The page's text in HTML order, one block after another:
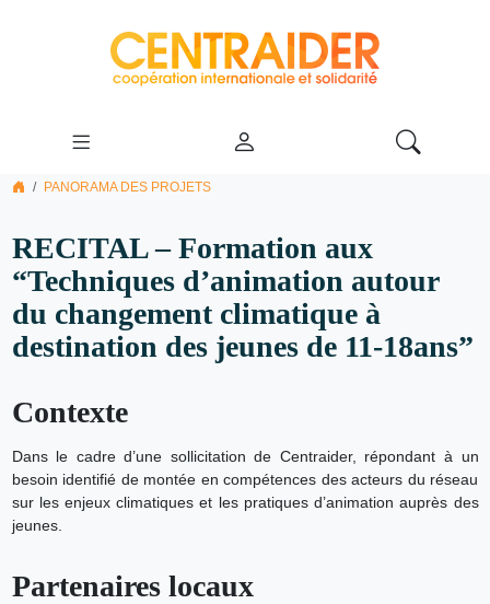
PANORAMA DES PROJETS
RECITAL – Formation aux
“Techniques d’animation autour
du changement climatique à
destination des jeunes de 11-18ans”
Contexte
Dans le cadre d’une sollicitation de Centraider, répondant à un
besoin identifié de montée en compétences des acteurs du réseau
sur les enjeux climatiques et les pratiques d’animation auprès des
jeunes.
Partenaires locaux